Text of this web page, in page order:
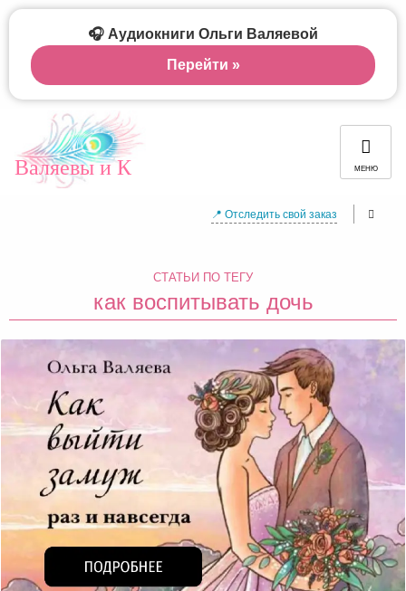
Валяевы и К МЕНЮ
📍 Отследить свой заказ
СТАТЬИ ПО ТЕГУ
как воспитывать дочь
🎧 Аудиокниги Ольги Валяевой
Перейти »